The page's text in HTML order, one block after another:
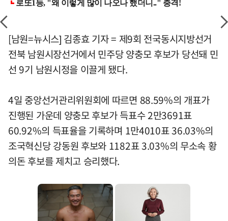
[남원=뉴시스] 김종효 기자 = 제9회 전국동시지방선거
전북 남원시장선거에서 민주당 양충모 후보가 당선돼 민
선 9기 남원시정을 이끌게 됐다.
4일 중앙선거관리위원회에 따르면 88.59%의 개표가
진행된 가운데 양충모 후보가 득표수 2만3691표
60.92%의 득표율을 기록하며 1만4010표 36.03%의
조국혁신당 강동원 후보와 1182표 3.03%의 무소속 황
의돈 후보를 제치고 승리했다.